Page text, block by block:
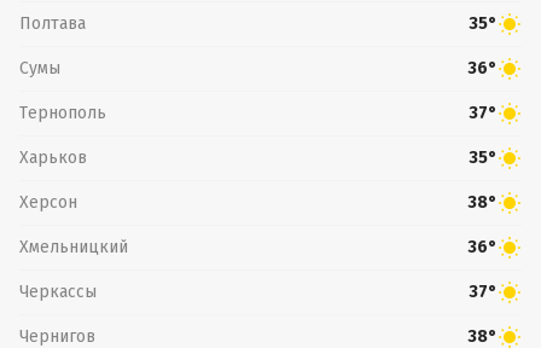
Полтава 35°
Сумы 36°
Тернополь 37°
Харьков 35°
Херсон 38°
Хмельницкий 36°
Черкассы 37°
Чернигов 38°